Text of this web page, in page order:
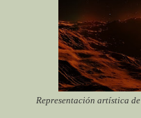
Representación artística de